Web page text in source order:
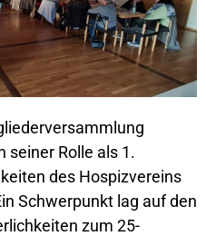
seiner Rolle als 1.
des Hospizvereins
Schwerpunkt lag auf den
zum 25-